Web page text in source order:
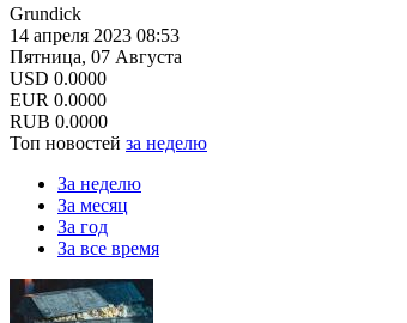
Grundick
14 апреля 2023 08:53
Пятница, 07 Августа
USD 0.0000
EUR 0.0000
RUB 0.0000
Топ новостей за неделю
За неделю
За месяц
За год
За все время